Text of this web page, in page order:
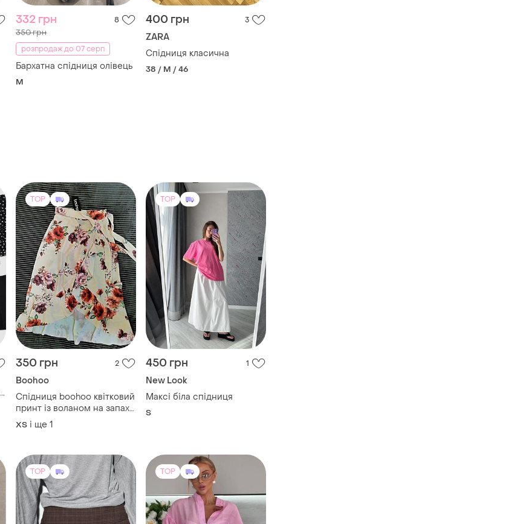
332 грн 8
350 грн
розпродаж до 07 серп
Бархатна спідниця олівець
M
400 грн 3
ZARA
Спідниця класична
38 / M / 46
TOP
350 грн 2
Boohoo
Спідниця boohoo квітковий
принт із воланом на запах
розмір xs - s
ХS і ще 1
TOP
450 грн 1
New Look
Максі біла спідниця
S
TOP TOP